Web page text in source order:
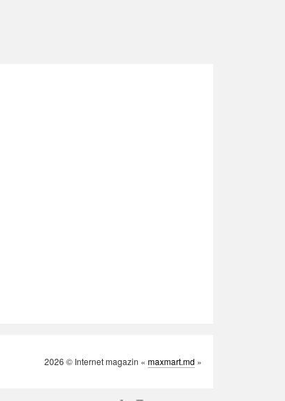
2026 © Internet magazin « maxmart.md »